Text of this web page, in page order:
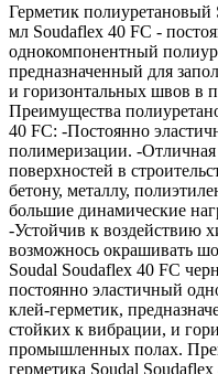
Герметик
мл Soudaflex 40 FC -
однокомпонентный
предназначенный для
и горизонтальных швов в
Преимущества
40 FC: -Постоянно
полимеризации. -Отличная
поверхностей в
бетону, металлу,
большие динамические
-Устойчив к воздействию
возможнось окрашивать
Soudal Soudaflex 40 FC
постоянно эластичный
клей-герметик,
стойких к вибрации, и
промышленных полах.
герметика Soudal